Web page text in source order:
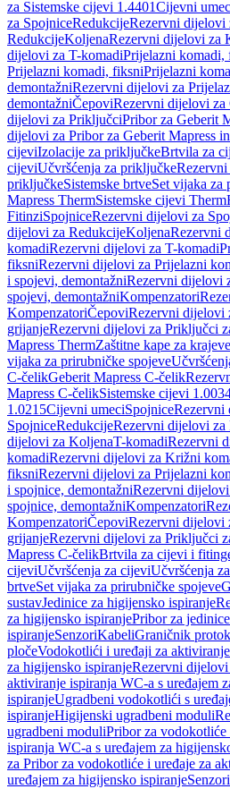
za Sistemske cijevi 1.4401Cijevni
za SpojniceRedukcijeRezervni dijelovi
RedukcijeKoljenaRezervni dijelovi za
dijelovi za T-komadiPrijelazni komadi,
Prijelazni komadi, fiksniPrijelazni
demontažniRezervni dijelovi za
demontažniČepoviRezervni dijelovi za
dijelovi za PriključciPribor za Geberit
dijelovi za Pribor za Geberit Mapress
cijeviIzolacije za priključkeBrtvila za
cijeviUčvršćenja za priključke
priključkeSistemske brtveSet vijaka za
Mapress ThermSistemske cijevi Therm
FitinziSpojniceRezervni dijelovi za
dijelovi za RedukcijeKoljenaRezervni
komadiRezervni dijelovi za T-komadi
fiksniRezervni dijelovi za Prijelazni
i spojevi, demontažniRezervni dijelovi
spojevi, demontažniKompenzatori
KompenzatoriČepoviRezervni dijelovi
grijanjeRezervni dijelovi za Priključci
Mapress ThermZaštitne kape za
vijaka za prirubničke spojeve
C-čelikGeberit Mapress C-čelik
Mapress C-čelikSistemske cijevi
1.0215Cijevni umeciSpojniceRezervni
SpojniceRedukcijeRezervni dijelovi za
dijelovi za KoljenaT-komadiRezervni
komadiRezervni dijelovi za Križni
fiksniRezervni dijelovi za Prijelazni
i spojnice, demontažniRezervni
spojnice, demontažniKompenzatori
KompenzatoriČepoviRezervni dijelovi
grijanjeRezervni dijelovi za Priključci
Mapress C-čelikBrtvila za cijevi i
cijeviUčvršćenja za cijeviUčvršćenja
brtveSet vijaka za prirubničke spojeve
sustavJedinice za higijensko ispiranje
za higijensko ispiranjePribor za
ispiranjeSenzoriKabeliGraničnik
pločeVodokotlići i uređaji za
za higijensko ispiranjeRezervni
aktiviranje ispiranja WC-a s uređajem
ispiranjeUgradbeni vodokotlići s
ispiranjeHigijenski ugradbeni moduli
ugradbeni moduliPribor za
ispiranja WC-a s uređajem za
za Pribor za vodokotliće i uređaje za
uređajem za higijensko ispiranjeSenzori